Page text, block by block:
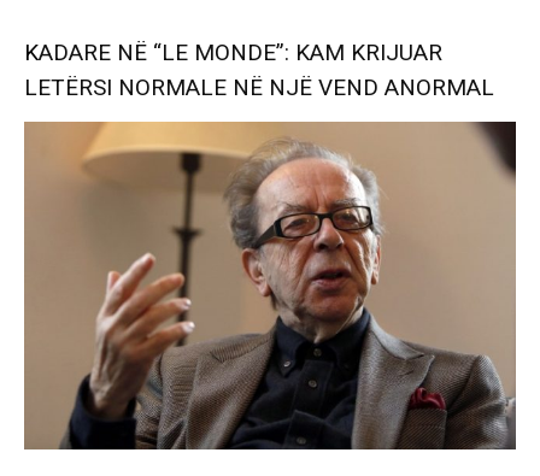
KADARE NË “LE MONDE”: KAM KRIJUAR
LETËRSI NORMALE NË NJË VEND ANORMAL